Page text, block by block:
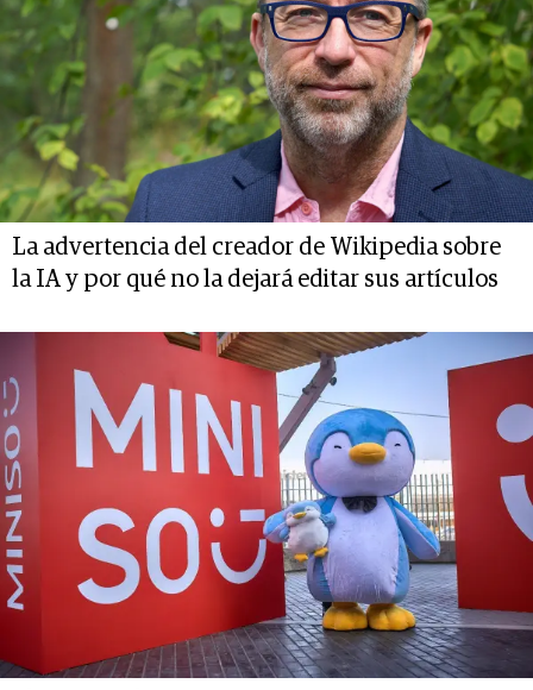
La advertencia del creador de Wikipedia sobre
la IA y por qué no la dejará editar sus artículos